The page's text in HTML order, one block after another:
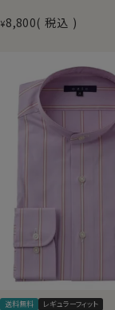
¥8,800 税込
送料無料 レギュラーフィット